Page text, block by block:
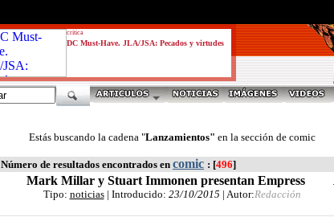
critica
DC Must-Have. JLA/JSA: Pecados y virtudes
Estás buscando la cadena "Lanzamientos" en la sección de comic
Número de resultados encontrados en comic : [496]
Mark Millar y Stuart Immonen presentan Empress
Tipo: noticias| Introducido: 23/10/2015 | Autor:Redacción